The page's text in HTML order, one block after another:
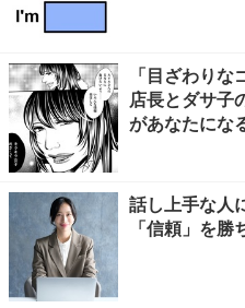
「目ざわり
店長とダサ子
があなたにな
話し上手な人
「信頼」を